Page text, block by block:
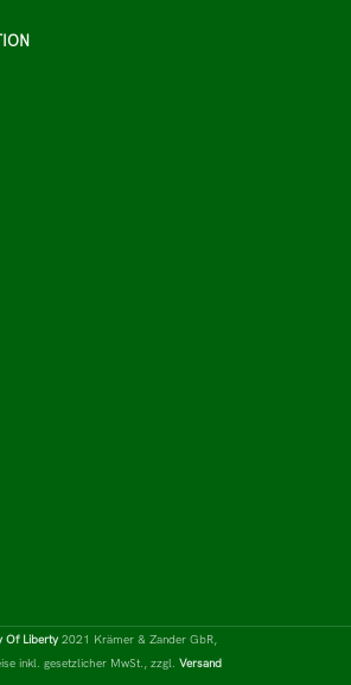
Of Liberty 2021 Krämer & Zander GbR,
inkl. gesetzlicher MwSt., zzgl. Versand